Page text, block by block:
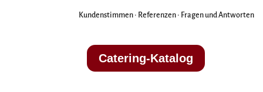
Kundenstimmen • Referenzen • Fragen und Antworten
Catering-Katalog